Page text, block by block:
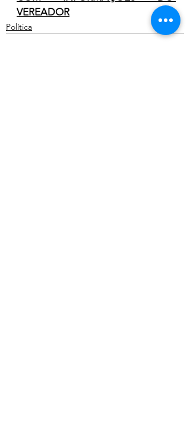
VEREADOR
Política